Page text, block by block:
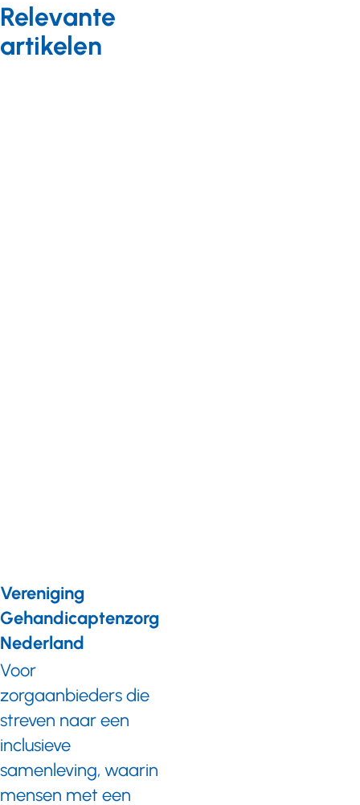
Relevante
artikelen
Vereniging
Gehandicaptenzorg
Nederland
Voor
zorgaanbieders die
streven naar een
inclusieve
samenleving, waarin
mensen met een